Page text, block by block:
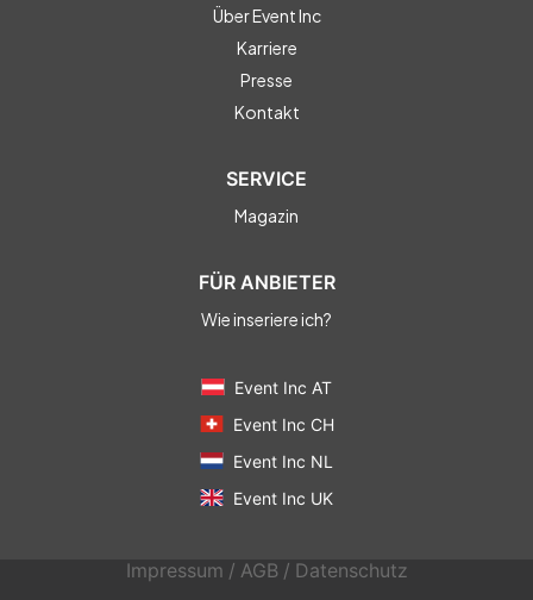
Über Event Inc
Karriere
Presse
Kontakt
SERVICE
Magazin
FÜR ANBIETER
Wie inseriere ich?
Event Inc AT
Event Inc CH
Event Inc NL
Event Inc UK
Impressum / AGB / Datenschutz